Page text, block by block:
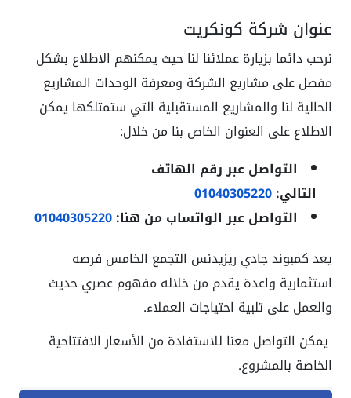
عنوان شركة كونكريت
نرحب دائما بزيارة عملائنا لنا حيث يمكنهم الاطلاع بشكل
مفصل على مشاريع الشركة ومعرفة الوحدات المشاريع
الحالية لنا والمشاريع المستقبلية التي ستمتلكها يمكن
الاطلاع على العنوان الخاص بنا من خلال:
التواصل عبر رقم الهاتف
التالي:01040305220
التواصل عبر الواتساب من هنا:01040305220
يعد كمبوند جادي ريزيدنس التجمع الخامس فرصه
استثمارية واعدة يقدم من خلاله مفهوم عصري حديث
والعمل على تلبية احتياجات العملاء.
يمكن التواصل معنا للاستفادة من الأسعار الافتتاحية
الخاصة بالمشروع.